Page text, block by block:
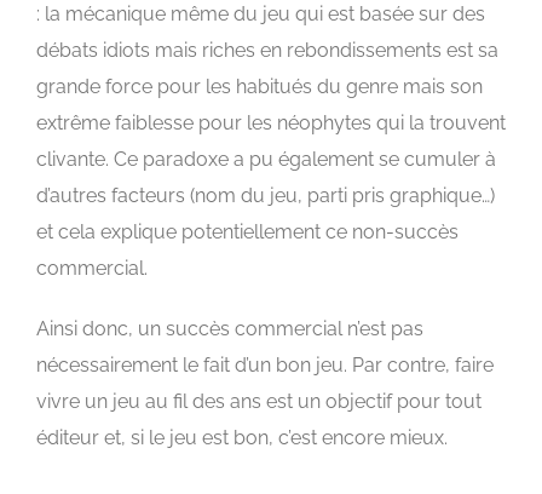
: la mécanique même du jeu qui est basée sur des
débats idiots mais riches en rebondissements est sa
grande force pour les habitués du genre mais son
extrême faiblesse pour les néophytes qui la trouvent
clivante. Ce paradoxe a pu également se cumuler à
d’autres facteurs (nom du jeu, parti pris graphique…)
et cela explique potentiellement ce non-succès
commercial.
Ainsi donc, un succès commercial n’est pas
nécessairement le fait d’un bon jeu. Par contre, faire
vivre un jeu au fil des ans est un objectif pour tout
éditeur et, si le jeu est bon, c’est encore mieux.